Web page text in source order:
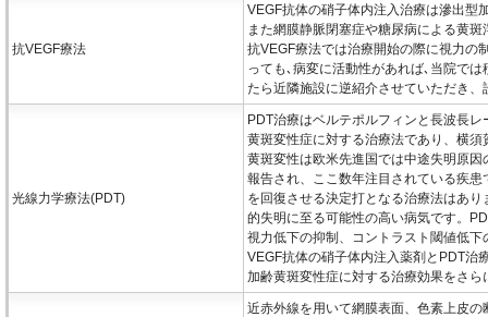
抗VEGF療法
VEGF抗体の硝子体内注入治療は滲出型
また網膜静脈閉塞症や糖尿病による黄
抗VEGF療法では治療開始の際に視力の
っても､病変に活動性があれば､当院で
たら近隣施設に逆紹介させていただき
光線力学療法(PDT)
PDT治療はベルテポルフィンと長波長
黄斑変性症に対する治療法であり、横
黄斑変性は欧米先進国では中途失明原
報告され、ここ数年注目されている疾
を回復させる決定打となる治療法はあ
的失明に至る可能性の高い病気です。
視力低下の抑制、コントラスト閾値低
VEGF抗体の硝子体内注入薬剤とPDT治
加齢黄斑変性症に対する治療効果をさら
近赤外線を用いて網膜表面、色素上皮